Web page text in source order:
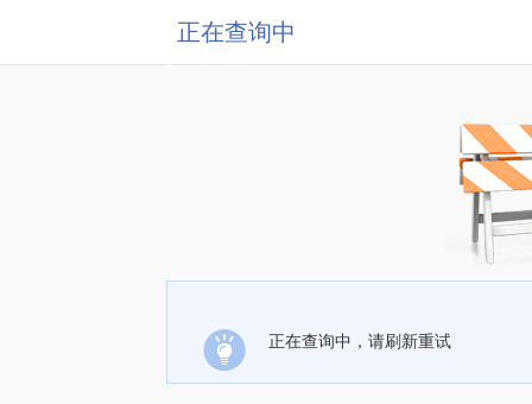
正在查询中
正在查询中，请刷新重试